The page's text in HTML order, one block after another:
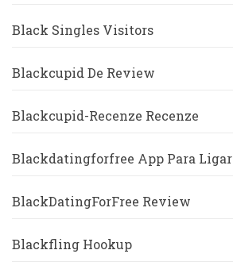
Black Singles Visitors
Blackcupid De Review
Blackcupid-Recenze Recenze
Blackdatingforfree App Para Ligar
BlackDatingForFree Review
Blackfling Hookup